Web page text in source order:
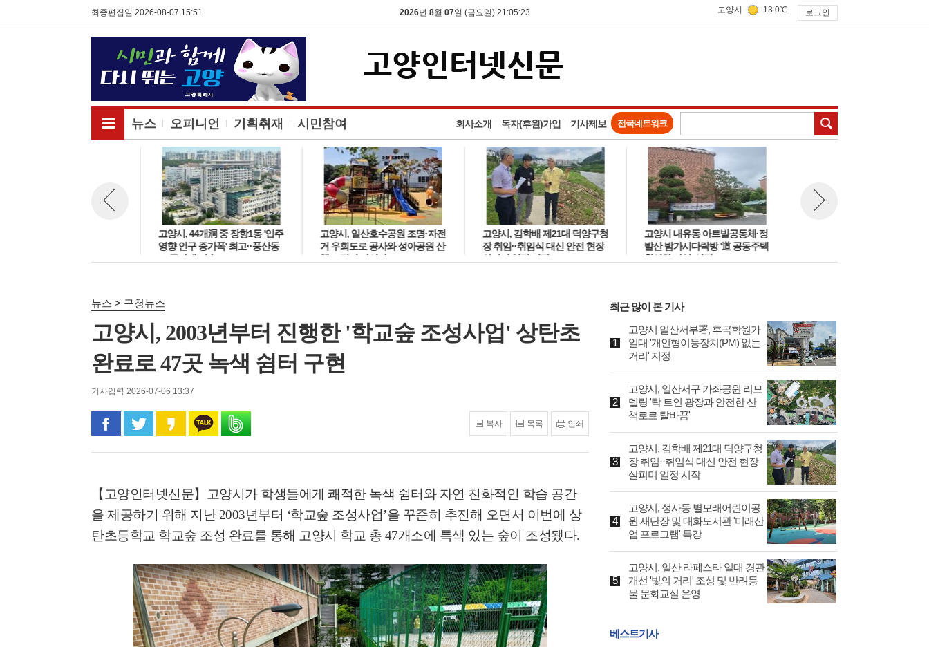
최종편집일 2026-08-07 15:51 2026년 8월 07일 (금요일) 21:05:24 고양시 13.0℃ 로그인
뉴스 오피니언 기획취재 시민참여 회사소개 독자(후원)가입 기사제보 전국네트워크
전체메뉴보기
고양시, 44개洞 중 장항1동 '입주
영향 인구 증가폭' 최고··풍산동
도 증가세 지속
고양시, 일산호수공원 조명·자전
거 우회도로 공사와 성아공원 산
책로 정비 나선다
고양시, 김학배 제21대 덕양구청
장 취임··취임식 대신 안전 현장
살피며 일정 시작
고양시 내유동 아트빌공동체·정
발산 밤가시다락방 '道 공동주택
활성화 사업' 선정
뉴스 > 구청뉴스
고양시, 2003년부터 진행한 '학교숲 조성사업' 상탄초
완료로 47곳 녹색 쉼터 구현
기사입력 2026-07-06 13:37
페이스북으로 공유
트위터로 공유카카오 스토리로 공유
카카오톡으로 공유
복사 목록 인쇄
【고양인터넷신문】
고양시가 학생들에게 쾌적한 녹색 쉼터와 자연 친화적인 학습 공간
을 제공하기 위해 지난 2003년부터 ‘학교숲 조성사업’을 꾸준히 추진해 오면서 이번에 상
탄초등학교 학교숲 조성 완료를 통해 고양시 학교 총 47개소에 특색 있는 숲이 조성됐다.
최근 많이 본 기사
고양시 일산서부署, 후곡학원가
일대 '개인형이동장치(PM) 없는
거리' 지정
고양시, 일산서구 가좌공원 리모
델링 '탁 트인 광장과 안전한 산
책로로 탈바꿈'
고양시, 김학배 제21대 덕양구청
장 취임··취임식 대신 안전 현장
살피며 일정 시작
고양시, 성사동 별모래어린이공
원 새단장 및 대화도서관 '미래산
업 프로그램' 특강
고양시, 일산 라페스타 일대 경관
개선 '빛의 거리' 조성 및 반려동
물 문화교실 운영
베스트기사